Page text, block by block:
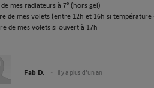
de mes radiateurs à 7° (hors gel)
de mes volets (entre 12h et 16h si température
de mes volets si ouvert à 17h
Fab D. il y a plus d'un an